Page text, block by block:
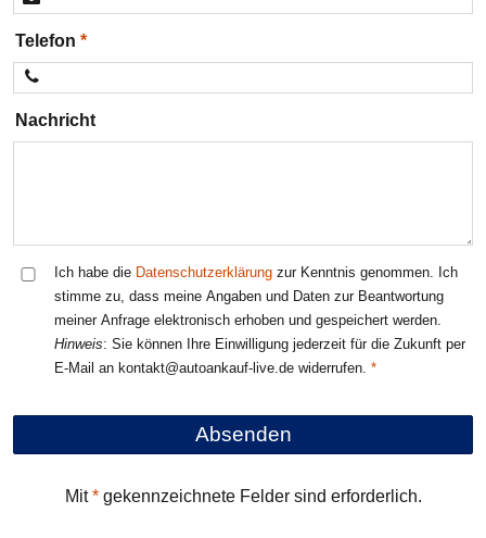
Telefon
Nachricht
Ich habe die Datenschutzerklärung zur Kenntnis genommen. Ich
stimme zu, dass meine Angaben und Daten zur Beantwortung
meiner Anfrage elektronisch erhoben und gespeichert werden.
Hinweis: Sie können Ihre Einwilligung jederzeit für die Zukunft per
E-Mail an kontakt@autoankauf-live.de widerrufen.
Mit* gekennzeichnete Felder sind erforderlich.